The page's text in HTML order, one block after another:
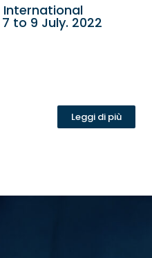
International
to 9 July. 2022
Leggi di più